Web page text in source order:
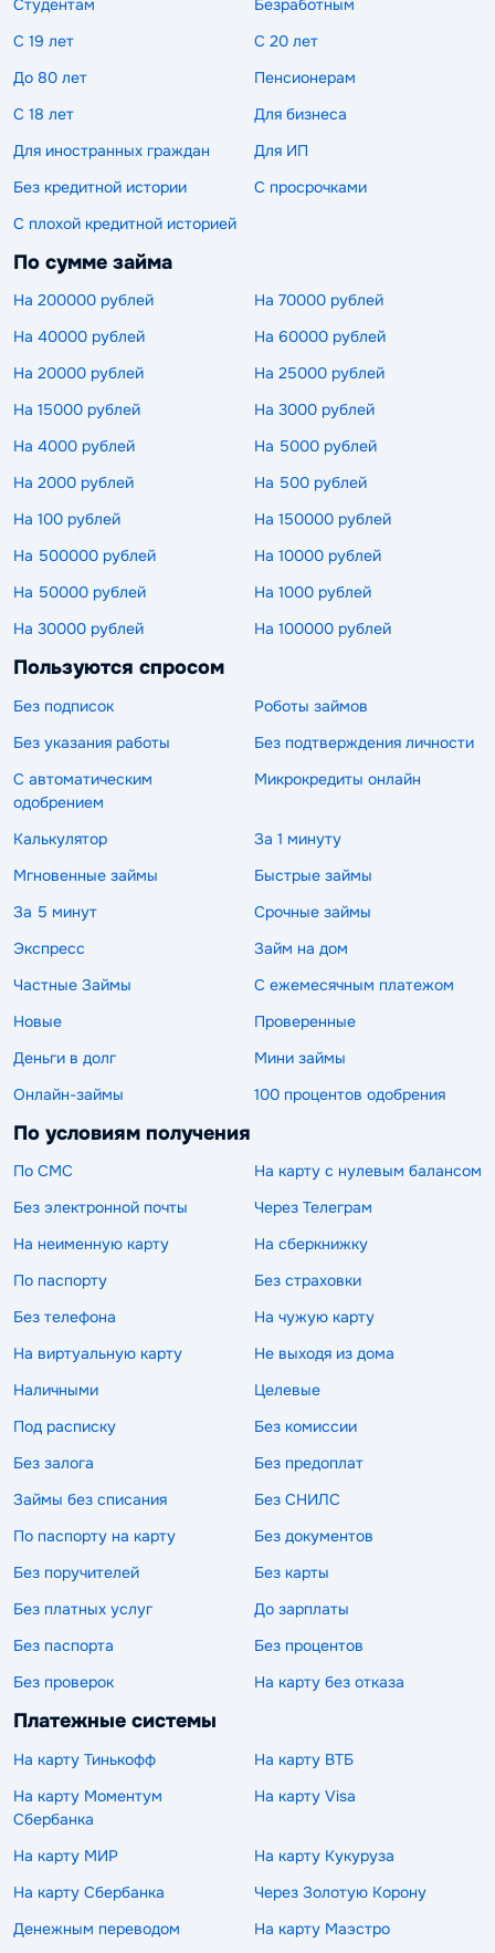
С 19 лет
С 20 лет
До 80 лет
Пенсионерам
С 18 лет
Для бизнеса
Для иностранных граждан
Для ИП
Без кредитной истории
С просрочками
С плохой кредитной историей
По сумме займа
На 200000 рублей
На 70000 рублей
На 40000 рублей
На 60000 рублей
На 20000 рублей
На 25000 рублей
На 15000 рублей
На 3000 рублей
На 4000 рублей
На 5000 рублей
На 2000 рублей
На 500 рублей
На 100 рублей
На 150000 рублей
На 500000 рублей
На 10000 рублей
На 50000 рублей
На 1000 рублей
На 30000 рублей
На 100000 рублей
Пользуются спросом
Без подписок
Роботы займов
Без указания работы
Без подтверждения личности
С автоматическим
одобрением
Микрокредиты онлайн
Калькулятор
За 1 минуту
Мгновенные займы
Быстрые займы
За 5 минут
Срочные займы
Экспресс
Займ на дом
Частные Займы
С ежемесячным платежом
Новые
Проверенные
Деньги в долг
Мини займы
Онлайн-займы
100 процентов одобрения
По условиям получения
По СМС
На карту с нулевым балансом
Без электронной почты
Через Телеграм
На неименную карту
На сберкнижку
По паспорту
Без страховки
Без телефона
На чужую карту
На виртуальную карту
Не выходя из дома
Наличными
Целевые
Под расписку
Без комиссии
Без залога
Без предоплат
Займы без списания
Без СНИЛС
По паспорту на карту
Без документов
Без поручителей
Без карты
Без платных услуг
До зарплаты
Без паспорта
Без процентов
Без проверок
На карту без отказа
Платежные системы
На карту Тинькофф
На карту ВТБ
На карту Моментум
Сбербанка
На карту Visa
На карту МИР
На карту Кукуруза
На карту Сбербанка
Через Золотую Корону
Денежным переводом
На карту Маэстро